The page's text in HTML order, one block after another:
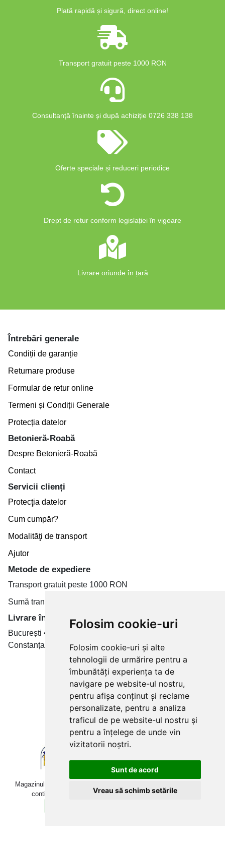
Folosim cookie-uri
Folosim cookie-uri și alte
tehnologii de urmărire pentru a
îmbunătăți experiența ta de
navigare pe website-ul nostru,
pentru afișa conținut și reclame
personalizate, pentru a analiza
traficul de pe website-ul nostru și
pentru a înțelege de unde vin
vizitatorii noștri.
Sunt de acord
Vreau să schimb setările
Magazinul online betoniera-roaba.ro folosește cookies. Navigând în
continuare, îți exprimi acordul pentru folosirea acestora.
Plată rapidă și sigură, direct online!
Transport gratuit peste 1000 RON
Consultanță înainte și după achiziție 0726 338 138
Oferte speciale și reduceri periodice
Drept de retur conform legislației în vigoare
Livrare oriunde în țară
Întrebări generale
Condiții de garanție
Returnare produse
Formular de retur online
Termeni și Condiții Generale
Protecția datelor
Betonieră-Roabă
Despre Betonieră-Roabă
Contact
Servicii clienți
Protecţia datelor
Cum cumpăr?
Modalităţi de transport
Ajutor
Metode de expediere
Transport gratuit peste 1000 RON
Sumă transport de la 19.99 RON
Livrare în toate țară
București • Cluj-Napoca • Brașov • Timișoara • Iași •
Constanța • Craiova
Plăți cu card bancar prin